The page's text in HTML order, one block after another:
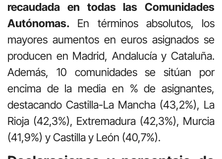
recaudada en todas las Comunidades
Autónomas. En términos absolutos, los
mayores aumentos en euros asignados se
producen en Madrid, Andalucía y Cataluña.
Además, 10 comunidades se sitúan por
encima de la media en % de asignantes,
destacando Castilla-La Mancha (43,2%), La
Rioja (42,3%), Extremadura (42,3%), Murcia
(41,9%) y Castilla y León (40,7%).